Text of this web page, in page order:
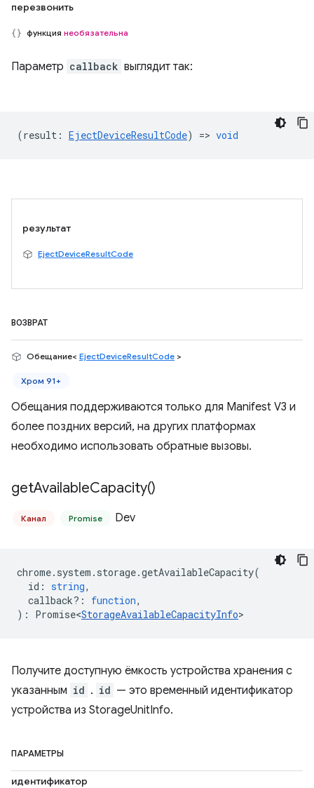
перезвонить
функция необязательна
Параметр callback выглядит так:
(result : EjectDeviceResultCode) => void
результат
EjectDeviceResultCode
ВОЗВРАТ
Обещание< EjectDeviceResultCode >
Хром 91+
Обещания поддерживаются только для Manifest V3 и
более поздних версий, на других платформах
необходимо использовать обратные вызовы.
getAvailableCapacity()
Канал Promise Dev
chrome. system . storage.getAvailableCapacity(
id : string,
callback? : function,
) : Promise<StorageAvailableCapacityInfo>
Получите доступную ёмкость устройства хранения с
указанным id . id — это временный идентификатор
устройства из StorageUnitInfo.
ПАРАМЕТРЫ
идентификатор